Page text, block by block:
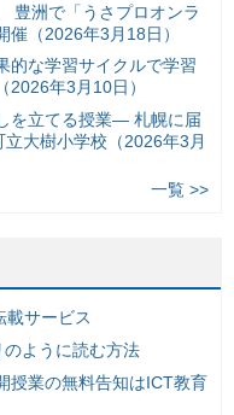
豊洲で「うさプロオンラ
（2026年3月18日）
的な学習サイクルで学習
2026年3月10日）
を立てる授業— 札幌に届
立大樹小学校（2026年3月
一覧 >>
載サービス
ように読む方法
授業の無料告知はICT教育